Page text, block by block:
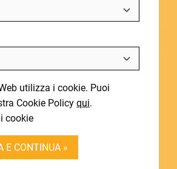
utilizza i cookie. Puoi
Cookie Policy qui.
cookie
E CONTINUA »